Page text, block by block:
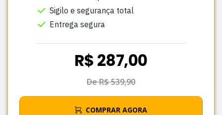
Sigilo e segurança total
Entrega segura
R$ 287,00
De R$ 539,90
COMPRAR AGORA